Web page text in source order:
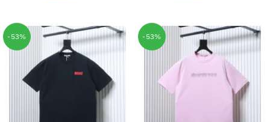
€199.00€116.00.
€99.00€47.00.
-53% -53%